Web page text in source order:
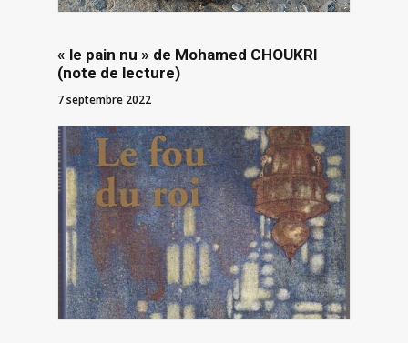
« le pain nu » de Mohamed CHOUKRI
(note de lecture)
7 septembre 2022